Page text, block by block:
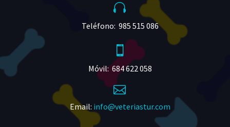


Teléfono: 985 515 086


Móvil: 684 622 058


Email: info@veteriastur.com